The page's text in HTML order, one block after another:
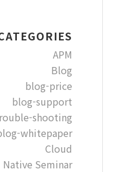
APM
Blog
blog-price
blog-support
shooting
whitepaper
Cloud
Seminar